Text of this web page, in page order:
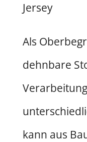
Jersey
Als
dehnbare
kann aus